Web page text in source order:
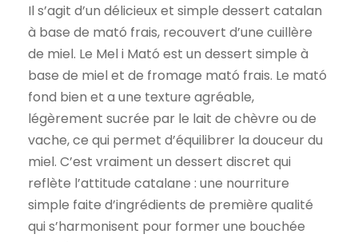
Il s’agit d’un délicieux et simple dessert catalan
à base de mató frais, recouvert d’une cuillère
de miel. Le Mel i Mató est un dessert simple à
base de miel et de fromage mató frais. Le mató
fond bien et a une texture agréable,
légèrement sucrée par le lait de chèvre ou de
vache, ce qui permet d’équilibrer la douceur du
miel. C’est vraiment un dessert discret qui
reflète l’attitude catalane : une nourriture
simple faite d’ingrédients de première qualité
qui s’harmonisent pour former une bouchée